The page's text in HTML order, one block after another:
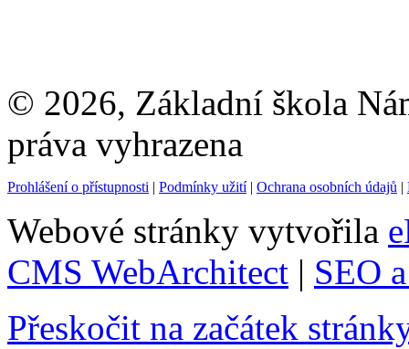
© 2026, Základní škola
práva vyhrazena
Prohlášení o přístupnosti | Podmínky užití| Ochrana osobních údajů |
Webové stránky vytvořila
CMS WebArchitect | SEO
Přeskočit na začátek